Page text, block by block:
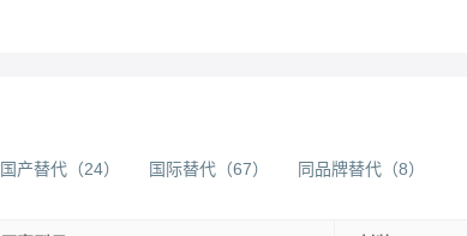
国产替代 （24） 国际替代 （67） 同品牌替代 （8）